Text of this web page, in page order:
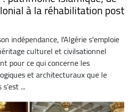
à la réhabilitation post
indépendance, l'Algérie s'emploie
culturel et civilsationnel
pour ce qui concerne les
et architecturaux que le
...